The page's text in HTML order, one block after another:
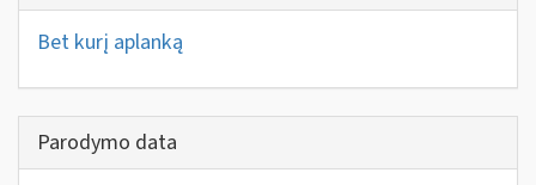
Bet kurį aplanką
Parodymo data